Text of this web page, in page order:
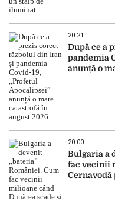
20:21
După ce a
pandemia
anunță o
20:00
Bulgaria a
fac vecinii